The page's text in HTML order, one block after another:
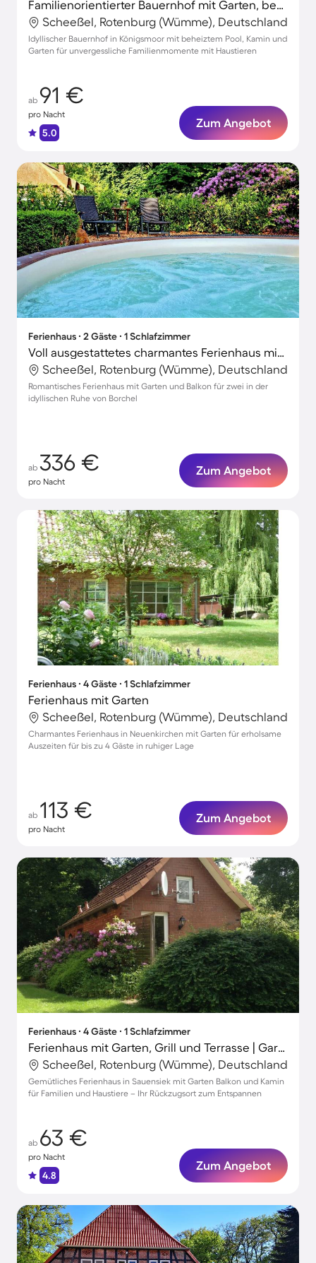
Familienorientierter Bauernhof mit Garten, beheiztem Pool und Terrasse | Naturblick | Ideal für Homeoffice | Haustiere erlaubt
Scheeßel, Rotenburg (Wümme), Deutschland
Idyllischer Bauernhof in Königsmoor mit beheiztem Pool, Kamin und
Garten für unvergessliche Familienmomente mit Haustieren
ab 91 €
pro Nacht
5.0
Zum Angebot
Ferienhaus ∙ 2 Gäste ∙ 1 Schlafzimmer
Voll ausgestattetes charmantes Ferienhaus mit Grill, Garten und Sauna
Scheeßel, Rotenburg (Wümme), Deutschland
Romantisches Ferienhaus mit Garten und Balkon für zwei in der
idyllischen Ruhe von Borchel
ab 336 €
pro Nacht
Zum Angebot
Ferienhaus ∙ 4 Gäste ∙ 1 Schlafzimmer
Ferienhaus mit Garten
Scheeßel, Rotenburg (Wümme), Deutschland
Charmantes Ferienhaus in Neuenkirchen mit Garten für erholsame
Auszeiten für bis zu 4 Gäste in ruhiger Lage
ab 113 €
pro Nacht
Zum Angebot
Ferienhaus ∙ 4 Gäste ∙ 1 Schlafzimmer
Ferienhaus mit Garten, Grill und Terrasse | Gartenblick
Scheeßel, Rotenburg (Wümme), Deutschland
Gemütliches Ferienhaus in Sauensiek mit Garten Balkon und Kamin
für Familien und Haustiere – Ihr Rückzugsort zum Entspannen
ab 63 €
pro Nacht
4.8
Zum Angebot